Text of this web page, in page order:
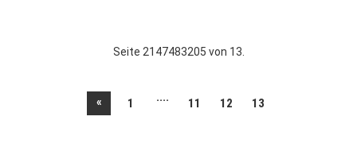
Seite 2147483205 von 13.
« 1 .... 11 12 13